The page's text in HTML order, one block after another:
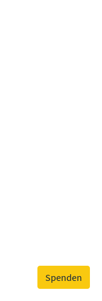
Spenden